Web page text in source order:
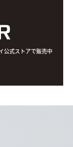
公式ストアで販売中